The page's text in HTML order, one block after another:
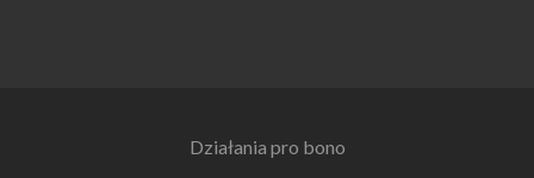
Działania pro bono